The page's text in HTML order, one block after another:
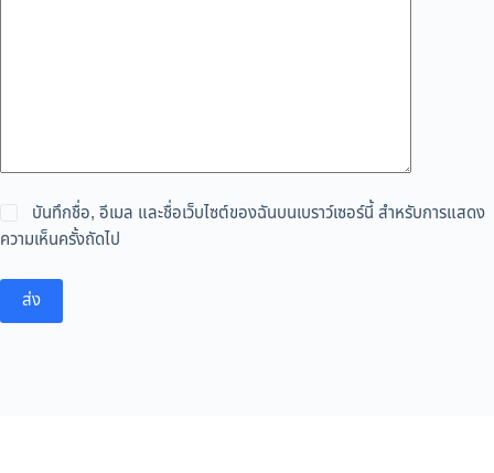
บันทึกชื่อ, อีเมล และชื่อเว็บไซต์ของฉันบนเบราว์เซอร์นี้ สำหรับการแสดง
ความเห็นครั้งถัดไป
ส่ง